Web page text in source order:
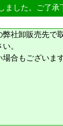
した。ご了承
社卸販売先で
。
合もございま